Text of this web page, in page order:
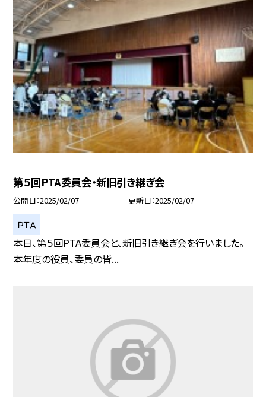
第５回PTA委員会・新旧引き継ぎ会
公開日 2025/02/07 更新日 2025/02/07
ＰＴＡ
本日、第５回PTA委員会と、新旧引き継ぎ会を行いました。
本年度の役員、委員の皆...